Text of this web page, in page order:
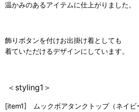
温かみのあるアイテムに仕上がりました。
飾りボタンを付けお出掛け着としても
着ていただけるデザインにしています。
＜styling1＞
[item1] ムックボアタンクトップ（ネイビ